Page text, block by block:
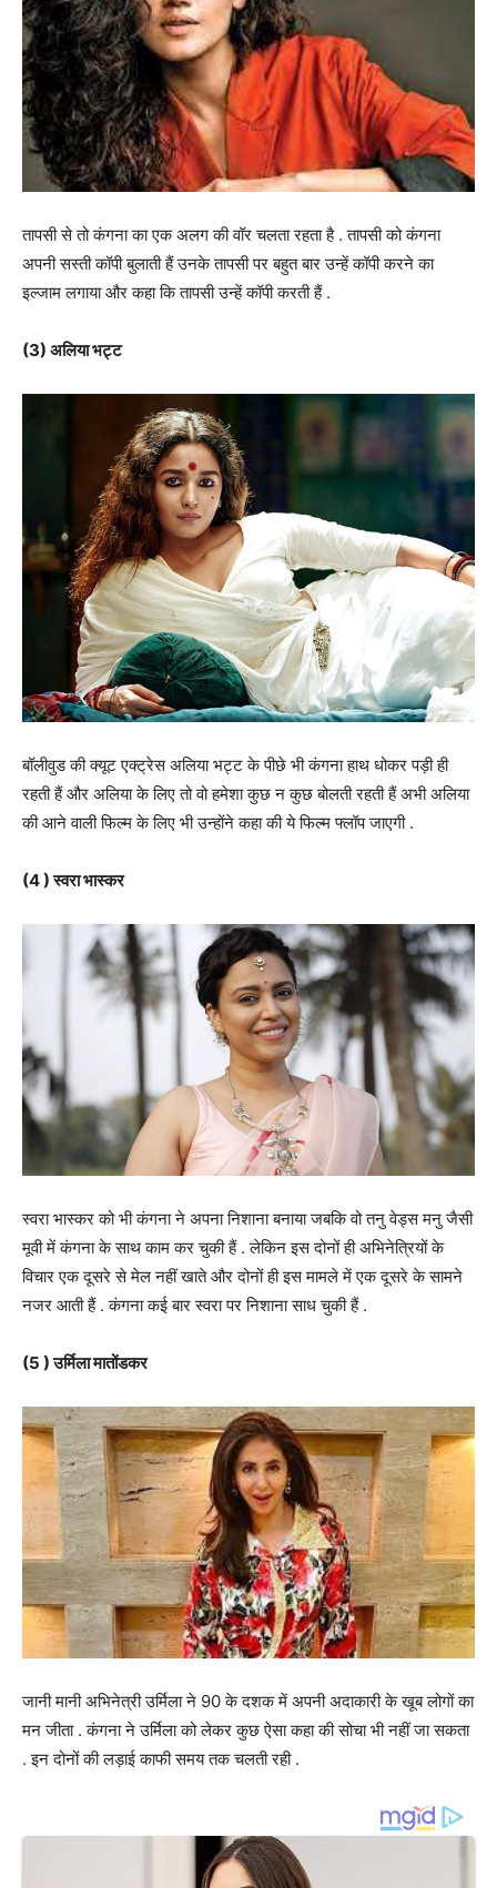
तापसी से तो कंगना का एक अलग की वॉर चलता रहता है . तापसी को कंगना
अपनी सस्ती कॉपी बुलाती हैं उनके तापसी पर बहुत बार उन्हें कॉपी करने का
इल्जाम लगाया और कहा कि तापसी उन्हें कॉपी करती हैं .
(3) अलिया भट्ट
बॉलीवुड की क्यूट एक्ट्रेस अलिया भट्ट के पीछे भी कंगना हाथ धोकर पड़ी ही
रहती हैं और अलिया के लिए तो वो हमेशा कुछ न कुछ बोलती रहती हैं अभी अलिया
की आने वाली फिल्म के लिए भी उन्होंने कहा की ये फिल्म फ्लॉप जाएगी .
(4 ) स्वरा भास्कर
स्वरा भास्कर को भी कंगना ने अपना निशाना बनाया जबकि वो तनु वेड्स मनु जैसी
मूवी में कंगना के साथ काम कर चुकी हैं . लेकिन इस दोनों ही अभिनेत्रियों के
विचार एक दूसरे से मेल नहीं खाते और दोनों ही इस मामले में एक दूसरे के सामने
नजर आती हैं . कंगना कई बार स्वरा पर निशाना साध चुकी हैं .
(5 ) उर्मिला मातोंडकर
जानी मानी अभिनेत्री उर्मिला ने 90 के दशक में अपनी अदाकारी के खूब लोगों का
मन जीता . कंगना ने उर्मिला को लेकर कुछ ऐसा कहा की सोचा भी नहीं जा सकता
. इन दोनों की लड़ाई काफी समय तक चलती रही .